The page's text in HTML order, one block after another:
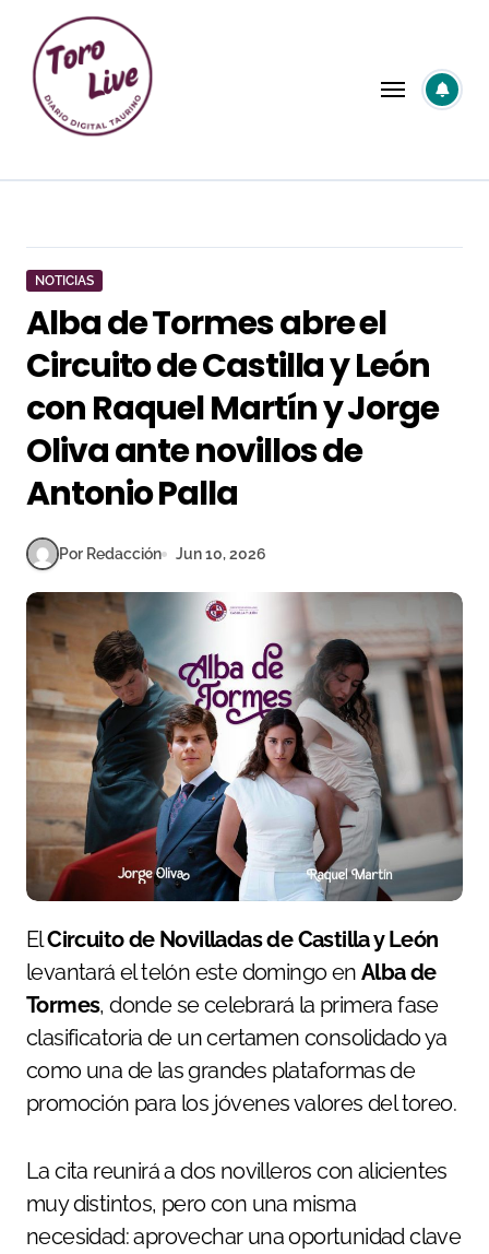
contenido
NOTICIAS
Alba de Tormes abre el
Circuito de Castilla y León
con Raquel Martín y Jorge
Oliva ante novillos de
Antonio Palla
Por Redacción Jun 10, 2026
ElCircuito de Novilladas de Castilla y León
levantará el telón este domingo en Alba de
Tormes, donde se celebrará la primera fase
clasificatoria de un certamen consolidado ya
como una de las grandes plataformas de
promoción para los jóvenes valores del toreo.
La cita reunirá a dos novilleros con alicientes
muy distintos, pero con una misma
necesidad: aprovechar una oportunidad clave